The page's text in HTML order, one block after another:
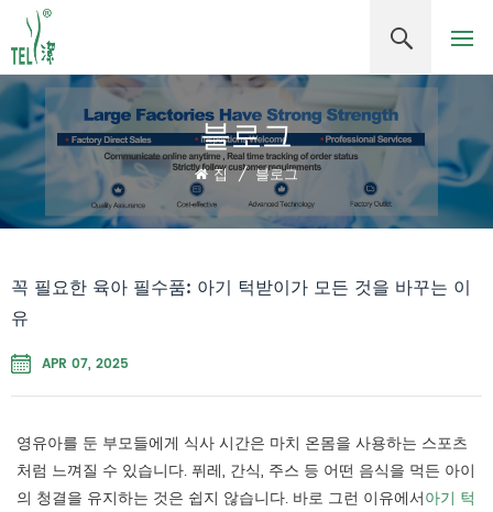
블로그
집 / 블로그
꼭 필요한 육아 필수품: 아기 턱받이가 모든 것을 바꾸는 이
유
APR 07, 2025
영유아를 둔 부모들에게 식사 시간은 마치 온몸을 사용하는 스포츠
처럼 느껴질 수 있습니다. 퓌레, 간식, 주스 등 어떤 음식을 먹든 아이
의 청결을 유지하는 것은 쉽지 않습니다. 바로 그런 이유에서아기 턱